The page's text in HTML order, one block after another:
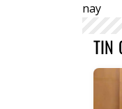
nay
TIN